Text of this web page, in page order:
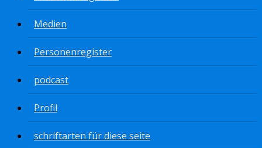
Medien
Personenregister
podcast
Profil
schriftarten für diese seite